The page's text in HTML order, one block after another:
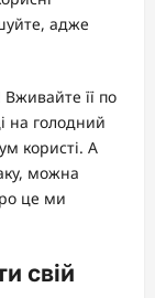
адже
її по
на голодний
користі. А
можна
це ми
свій